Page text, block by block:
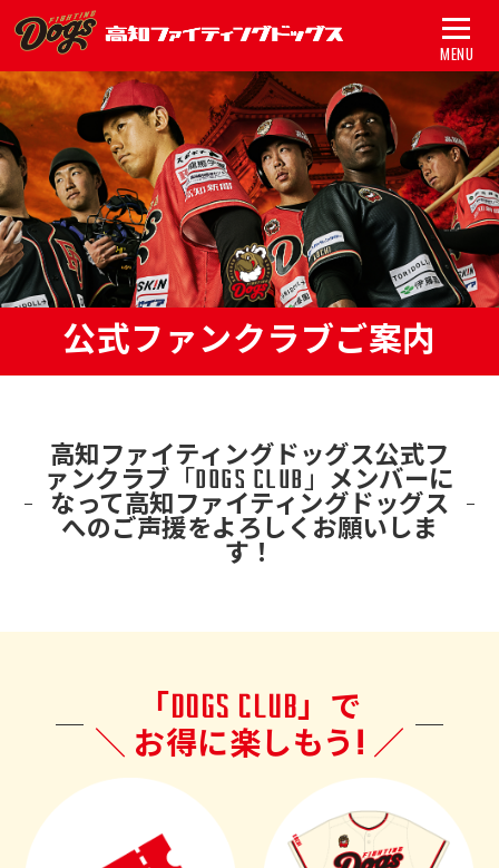
公式ファンクラブご案内
高知ファイティングドッグス公式フ
ァンクラブ 「DOGS CLUB」
メンバーに
なって高知ファイティングドッグス
へのご声援をよろしくお願いしま
す！
「 DOGS CLUB 」で
＼ お得に楽しもう! ／
MENU
トップ
試合
チーム
グッズ
スポンサー
アカデミー
新着情報
運営会社